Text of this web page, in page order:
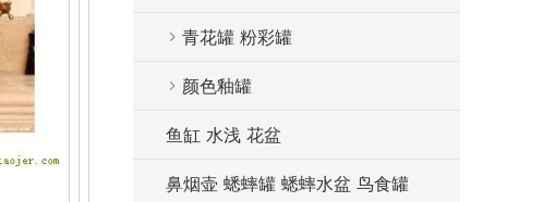
青花罐 粉彩罐
颜色釉罐
鱼缸 水浅 花盆
鼻烟壶 蟋蟀罐 蟋蟀水盆 鸟食罐